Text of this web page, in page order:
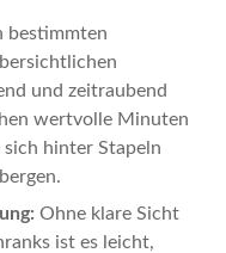
bestimmten
und zeitraubend
wertvolle Minuten
hinter Stapeln
Ohne klare Sicht
ist es leicht,